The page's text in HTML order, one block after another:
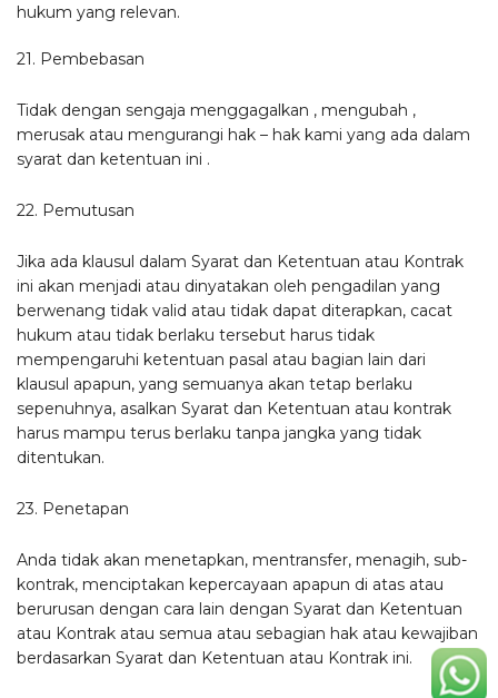
hukum yang relevan.
21. Pembebasan
Tidak dengan sengaja menggagalkan , mengubah ,
merusak atau mengurangi hak – hak kami yang ada dalam
syarat dan ketentuan ini .
22. Pemutusan
Jika ada klausul dalam Syarat dan Ketentuan atau Kontrak
ini akan menjadi atau dinyatakan oleh pengadilan yang
berwenang tidak valid atau tidak dapat diterapkan, cacat
hukum atau tidak berlaku tersebut harus tidak
mempengaruhi ketentuan pasal atau bagian lain dari
klausul apapun, yang semuanya akan tetap berlaku
sepenuhnya, asalkan Syarat dan Ketentuan atau kontrak
harus mampu terus berlaku tanpa jangka yang tidak
ditentukan.
23. Penetapan
Anda tidak akan menetapkan, mentransfer, menagih, sub-
kontrak, menciptakan kepercayaan apapun di atas atau
berurusan dengan cara lain dengan Syarat dan Ketentuan
atau Kontrak atau semua atau sebagian hak atau kewajiban
berdasarkan Syarat dan Ketentuan atau Kontrak ini.